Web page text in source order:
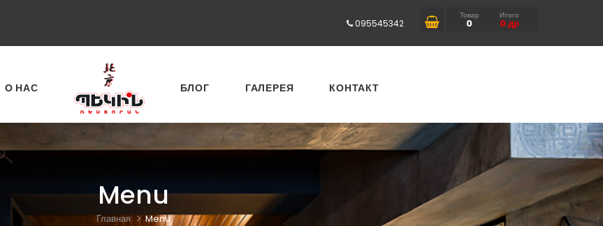
095545342
Товар
0
Итого
0др
О НАС БЛОГ ГАЛЕРЕЯ КОНТАКТ
Menu
Главная Menu